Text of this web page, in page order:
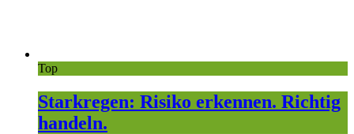
Top
Starkregen: Risiko erkennen. Richtig
handeln.